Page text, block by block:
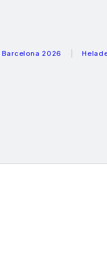
2026 Heladeras